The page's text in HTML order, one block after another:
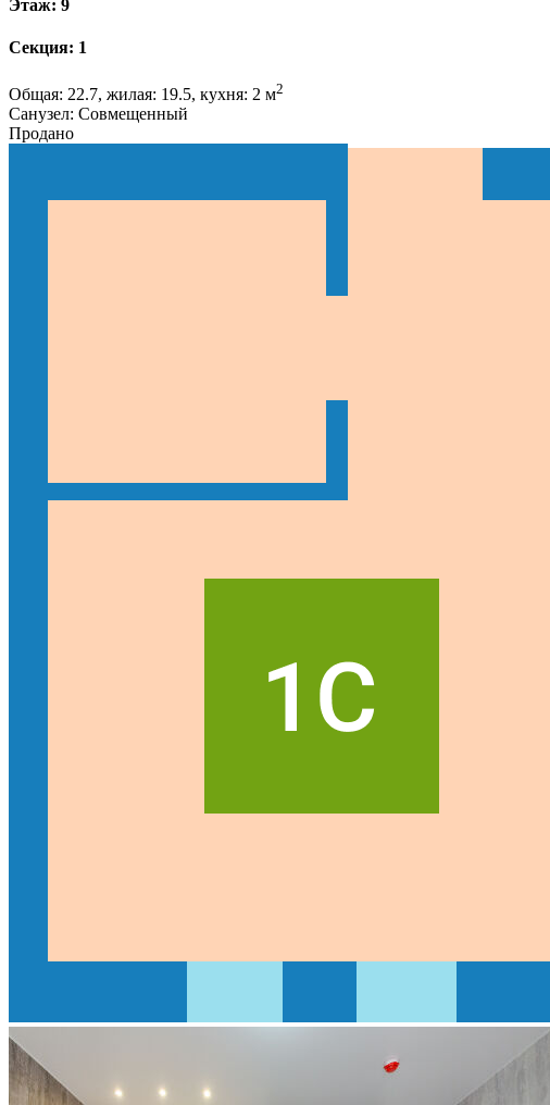
Этаж: 9
Секция: 1
Общая: 22.7, жилая: 19.5, кухня: 2 м2
Санузел: Совмещенный
Продано